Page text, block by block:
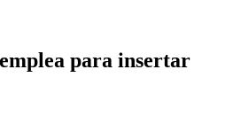
para insertar